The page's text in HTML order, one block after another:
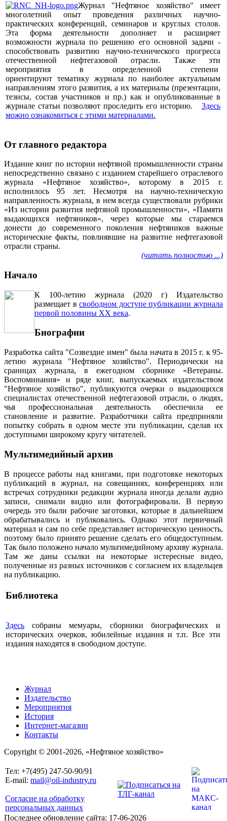
Журнал "Нефтяное хозяйство" имеет
многолетний опыт проведения различных научно-
практических конференций, семинаров и круглых столов.
Эта форма деятельности дополняет и расширяет
возможности журнала по решению его основной задачи -
способствовать развитию научно-технического прогресса
отечественной нефтегазовой отрасли. Также эти
мероприятия в определенной степени
ориентируют тематику журнала по наиболее актуальным
направлениям этого развития, а их материалы (презентации,
тезисы, состав участников и пр.) как и опубликованные в
журнале статьи позволяют проследить его историю. Здесь
можно ознакомиться с этими материалами.
От главного редактора
Издание книг по истории нефтяной промышленности страны
непосредственно связано с изданием старейшего отраслевого
журнала «Нефтяное хозяйство», которому в 2015 г.
исполнилось 95 лет. Несмотря на научно-техническую
направленность журнала, в нем всегда существовали рубрики
«Из истории развития нефтяной промышленности», «Памяти
выдающихся нефтяников», через которые мы стараемся
донести до современного поколения нефтяников важные
исторические факты, повлиявшие на развитие нефтегазовой
отрасли страны.
(читать полностью ...)
Начало
К 100-летию журнала (2020 г) Издательство
размещает всвободном доступе публикации журнала
первой половины ХХ века.
Биографии
Разработка сайта "Созвездие имен" была начата в 2015 г. к 95-
летию журнала "Нефтяное хозяйство". Периодически на
сраницах журнала, в ежегодном сборнике «Ветераны.
Воспоминания» и ряде книг, выпускаемых издательством
"Нефтяное хозяйство", публикуются очерки о выдающихся
специалистах отечественной нефтегазовой отрасли, о людях,
чья профессиональная деятельность обеспечила ее
становление и развитие. Разработчики сайта предприняли
попытку собрать в одном месте эти публикации, сделав их
доступными широкому кругу читателей.
Мультимедийный архив
В процессе работы над книгами, при подготовке некоторых
публикаций в журнал, на совещаниях, конференциях или
встречах сотрудники редакции журнала иногда делали аудио
записи, снимали видио или фотографировали. В первую
очередь это были рабочие заготовки, которые в дальнейшем
обрабатывались и публковались. Однако этот первичный
материал и сам по себе представляет историческую ценность,
поэтому было принято решение сделать его общедоступным.
Так было положено начало мультимедийному архиву журнала.
Там же даны ссылки на некоторые истересные видео,
полученные из разных источников с согласием их владельцев
на публикацию.
Библиотека
Здесь собраны мемуары, сборники биографических и
исторических очерков, юбилейные издания и т.п. Все эти
издания находятся в свободном доступе.
Журнал
Издательство
Мероприятия
История
Интернет-магазин
Контакты
Copyright © 2001-2026, «Нефтяное хозяйство»
Тел: +7(495) 247-50-90/91
E-mail: mail@oil-industry.ru
Согласие на обработку
персональных данных
Последнее обновление сайта: 17-06-2026